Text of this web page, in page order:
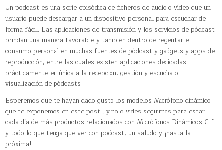
Un podcast​ es una serie episódica de ficheros de audio o vídeo que un
usuario puede descargar a un dispositivo personal para escuchar de
forma fácil. Las aplicaciones de transmisión y los servicios de pódcast
brindan una manera favorable y también dentro de regentar el
consumo personal en muchas fuentes de pódcast y gadgets y apps de
reproducción, entre las cuales existen aplicaciones dedicadas
prácticamente en única a la recepción, gestión y escucha o
visualización de pódcasts
Esperemos que te hayan dado gusto los modelos Micrófono dinámico
que te exponemos en este post , y no olvides seguirnos para estar
cada día de más productos relacionados con Micrófonos Dinámicos Gif
y todo lo que tenga que ver con podcast, un saludo y ¡hasta la
próxima!